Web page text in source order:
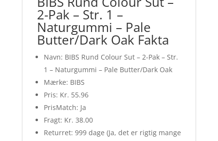
2-Pak – Str. 1 –
Naturgummi – Pale
Butter/Dark Oak Fakta
Navn: BIBS Rund Colour Sut – 2-Pak – Str.
1 – Naturgummi – Pale Butter/Dark Oak
Mærke: BIBS
Pris: Kr. 55.96
PrisMatch: Ja
Fragt: Kr. 38.00
Returret: 999 dage (Ja, det er rigtig mange